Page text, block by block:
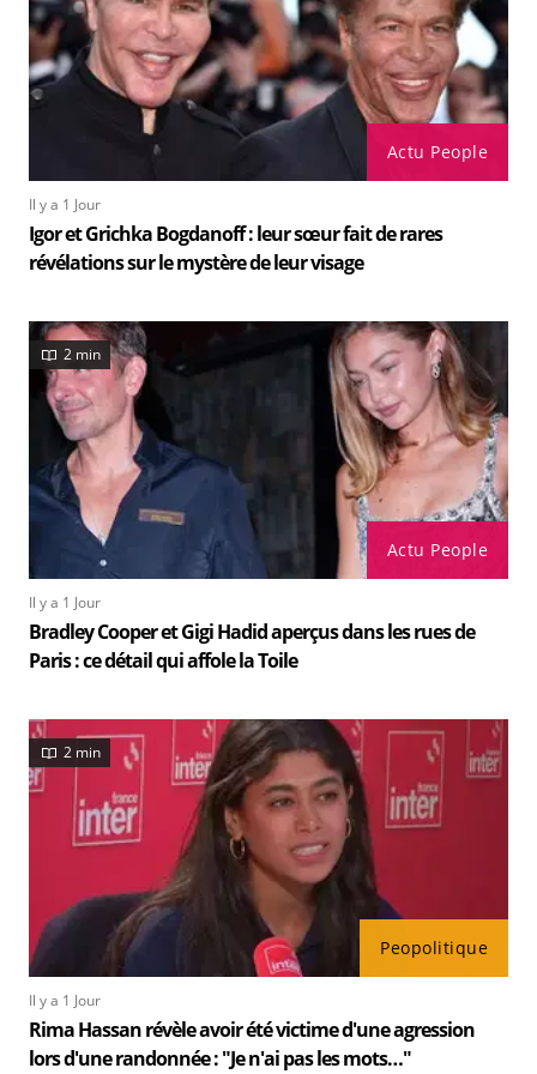
Actu People
Il y a 1 Jour
Igor et Grichka Bogdanoff : leur sœur fait de rares
révélations sur le mystère de leur visage
Actu People
2 min
Il y a 1 Jour
Bradley Cooper et Gigi Hadid aperçus dans les rues de
Paris : ce détail qui affole la Toile
Peopolitique
2 min
Il y a 1 Jour
Rima Hassan révèle avoir été victime d'une agression
lors d'une randonnée : "Je n'ai pas les mots…"